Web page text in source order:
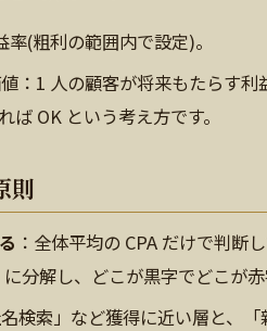
(粗利の範囲内で設定)。
：1 人の顧客が将来もたらす
OK という考え方です。
則
：全体平均の CPA だけで判断
分解し、どこが黒字でどこが赤
名検索」など獲得に近い層と、